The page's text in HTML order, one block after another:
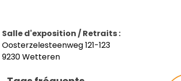
Salle d'exposition / Retraits :
Oosterzelesteenweg 121-123
9230 Wetteren